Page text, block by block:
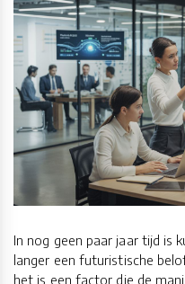
In nog geen paar jaar tijd is
langer een futuristische
het is een factor die de